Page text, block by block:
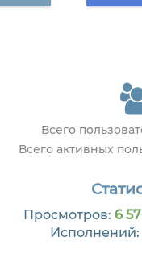
Всего
Всего активных
Просмотров: 6
Исполнений: